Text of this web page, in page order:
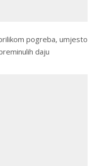
pogreba, umjesto
daju